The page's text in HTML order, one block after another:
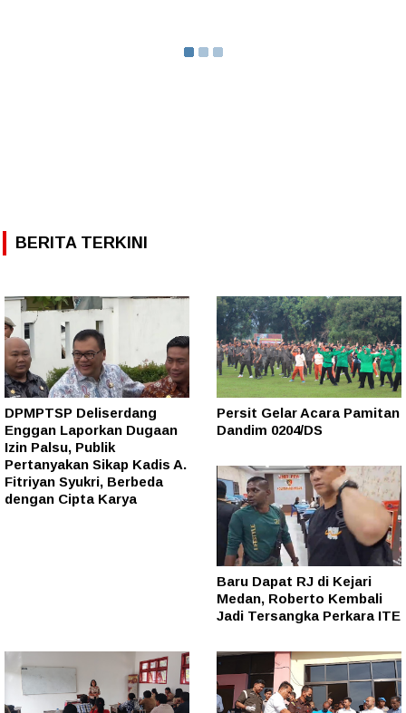
BERITA TERKINI
DPMPTSP Deliserdang
Enggan Laporkan Dugaan
Izin Palsu, Publik
Pertanyakan Sikap Kadis A.
Fitriyan Syukri, Berbeda
dengan Cipta Karya
Persit Gelar Acara Pamitan
Dandim 0204/DS
Baru Dapat RJ di Kejari
Medan, Roberto Kembali
Jadi Tersangka Perkara ITE